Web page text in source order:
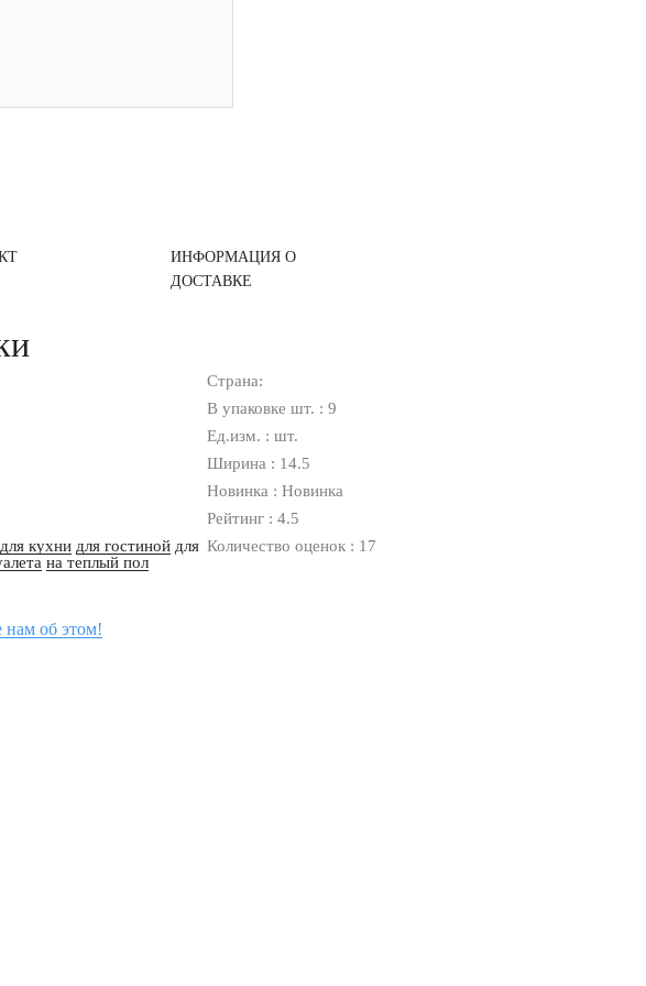
ИНФОРМАЦИЯ О
ДОСТАВКЕ
для кухни для гостиной для
на теплый пол
Страна:
В упаковке шт. : 9
Ед.изм. : шт.
Ширина : 14.5
Новинка : Новинка
Рейтинг : 4.5
Количество оценок : 17
об этом!